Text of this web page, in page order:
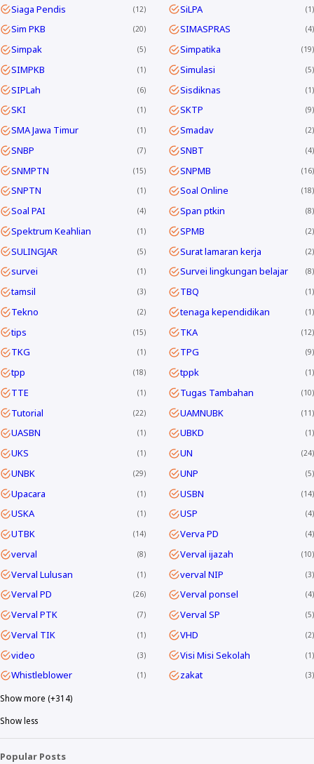
Siaga Pendis 12 SiLPA 1
Sim PKB 20 SIMASPRAS 4
Simpak 5 Simpatika 19
SIMPKB 1 Simulasi 5
SIPLah 6 Sisdiknas 1
SKI 1 SKTP 9
SMA Jawa Timur 1 Smadav 2
SNBP 7 SNBT 4
SNMPTN 15 SNPMB 16
SNPTN 1 Soal Online 18
Soal PAI 4 Span ptkin 8
Spektrum Keahlian 1 SPMB 2
SULINGJAR 5 Surat lamaran kerja 2
survei 1 Survei lingkungan belajar 8
tamsil 3 TBQ 1
Tekno 2 tenaga kependidikan 1
tips 15 TKA 12
TKG 1 TPG 9
tpp 18 tppk 1
TTE 1 Tugas Tambahan 10
Tutorial 22 UAMNUBK 11
UASBN 1 UBKD 1
UKS 1 UN 24
UNBK 29 UNP 5
Upacara 1 USBN 14
USKA 1 USP 4
UTBK 14 Verva PD 4
verval 8 Verval ijazah 10
Verval Lulusan 1 verval NIP 3
Verval PD 26 Verval ponsel 4
Verval PTK 7 Verval SP 5
Verval TIK 1 VHD 2
video 3 Visi Misi Sekolah 1
Whistleblower 1 zakat 3
Show more (+314)
Show less
Popular Posts